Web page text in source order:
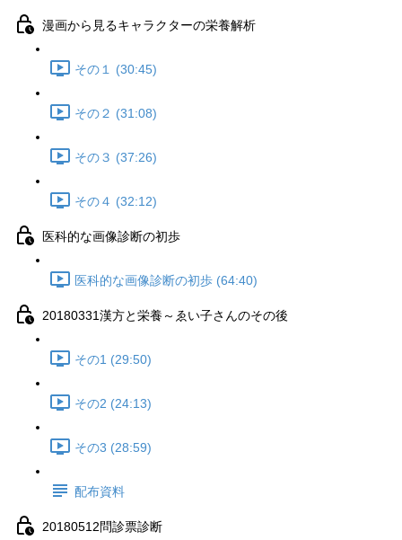
漫画から見るキャラクターの栄養解析
その１ (30:45)
その２ (31:08)
その３ (37:26)
その４ (32:12)
医科的な画像診断の初歩
医科的な画像診断の初歩 (64:40)
20180331漢方と栄養～ゑい子さんのその後
その1 (29:50)
その2 (24:13)
その3 (28:59)
配布資料
20180512問診票診断